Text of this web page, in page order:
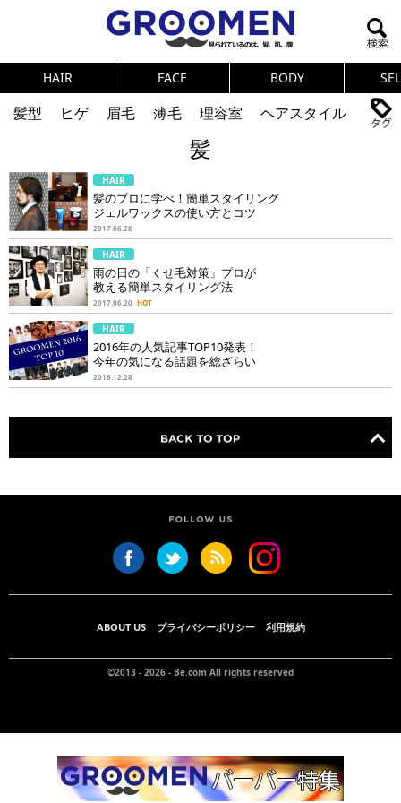
HAIR FACE BODY
髪型 ヒゲ 眉毛 薄毛 理容室
ヘアスタイル
ニオイ
メンズコスメ
NEWS PICK UP 筋肉
テストステロン
健康
スキンケア 食事
調査結果
トレーニング
好印象な男
頭皮ケア
ダイエット
理容室
髪
HAIR
髪のプロに学べ！簡単スタイリング
ジェルワックスの使い方とコツ
2017.06.28
HAIR
雨の日の「くせ毛対策」プロが
教える簡単スタイリング法
2017.06.20 HOT
HAIR
2016年の人気記事TOP10発表！
今年の気になる話題を総ざらい
2016.12.28
ABOUT US プライバシーポリシー 利用規約
©2013 - 2026 - Be.com All rights reserved